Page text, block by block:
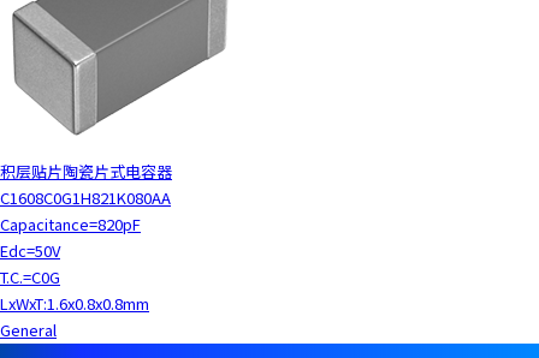
积层贴片陶瓷片式电容器
C1608C0G1H821K080AA
Capacitance=820pF
Edc=50V
T.C.=C0G
LxWxT:1.6x0.8x0.8mm
General